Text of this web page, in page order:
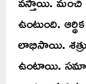
ఉంటుంది.
లాభిసాయి.
ఉంటాయి.